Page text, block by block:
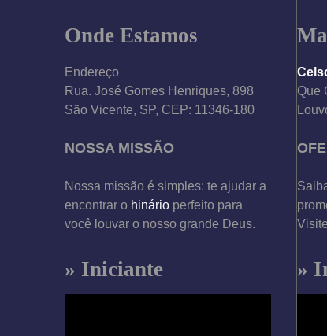
Onde Estamos
Endereço
Rua. José Gomes Henriques, 898
São Vicente, SP, CEP: 11346-180
NOSSA MISSÃO
Nossa missão é simples: te ajudar a
encontrar o hinário perfeito para
você louvar o nosso grande Deus.
» Iniciante
Que
»